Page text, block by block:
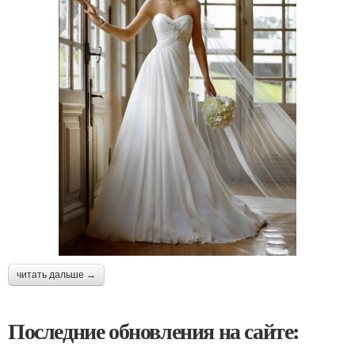
читать дальше →
Последние обновления на сайте: